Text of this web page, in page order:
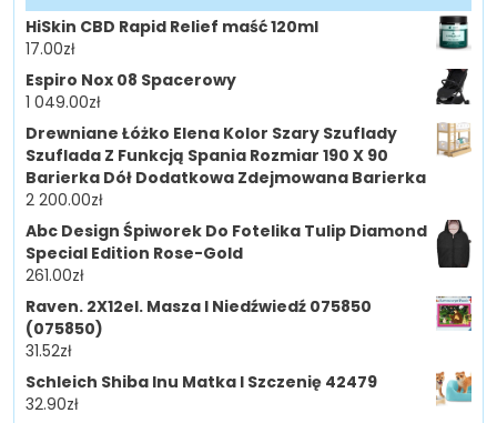
HiSkin CBD Rapid Relief maść 120ml
17.00zł
Espiro Nox 08 Spacerowy
1 049.00zł
Drewniane Łóżko Elena Kolor Szary Szuflady
Szuflada Z Funkcją Spania Rozmiar 190 X 90
Barierka Dół Dodatkowa Zdejmowana Barierka
2 200.00zł
Abc Design Śpiworek Do Fotelika Tulip Diamond
Special Edition Rose-Gold
261.00zł
Raven. 2X12el. Masza I Niedźwiedź 075850
(075850)
31.52zł
Schleich Shiba Inu Matka I Szczenię 42479
32.90zł